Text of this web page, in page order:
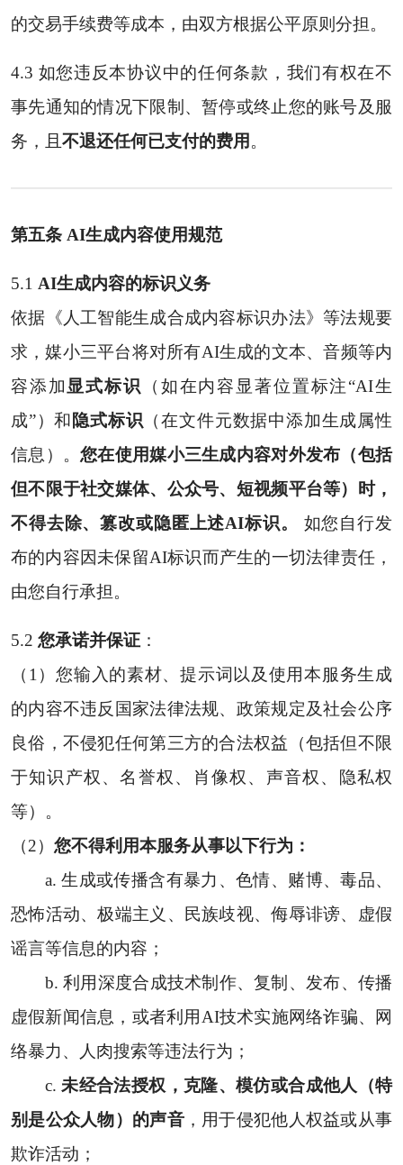
的交易手续费等成本，由双方根据公平原则分担。
4.3 如您违反本协议中的任何条款，我们有权在不
事先通知的情况下限制、暂停或终止您的账号及服
务，且 不退还任何已支付的费用 。
第五条 AI生成内容使用规范
5.1 AI生成内容的标识义务
依据《人工智能生成合成内容标识办法》等法规要
求，媒小三平台将对所有AI生成的文本、音频等内
容添加 显式标识
（如在内容显著位置标注“AI生
成”）和 隐式标识 （在文件元数据中添加生成属性
信息）。您在使用媒小三生成内容对外发布（包括
但不限于社交媒体、公众号、短视频平台等）时，
不得去除、篡改或隐匿上述AI标识。
如您自行发
布的内容因未保留AI标识而产生的一切法律责任，
由您自行承担。
5.2 您承诺并保证：
（1）您输入的素材、提示词以及使用本服务生成
的内容不违反国家法律法规、政策规定及社会公序
良俗，不侵犯任何第三方的合法权益（包括但不限
于知识产权、名誉权、肖像权、声音权、隐私权
等）。
（2） 您不得利用本服务从事以下行为：
a. 生成或传播含有暴力、色情、赌博、毒品、
恐怖活动、极端主义、民族歧视、侮辱诽谤、虚假
谣言等信息的内容；
b. 利用深度合成技术制作、复制、发布、传播
虚假新闻信息，或者利用AI技术实施网络诈骗、网
络暴力、人肉搜索等违法行为；
c. 未经合法授权，克隆、模仿或合成他人（特
别是公众人物）的声音，用于侵犯他人权益或从事
欺诈活动；